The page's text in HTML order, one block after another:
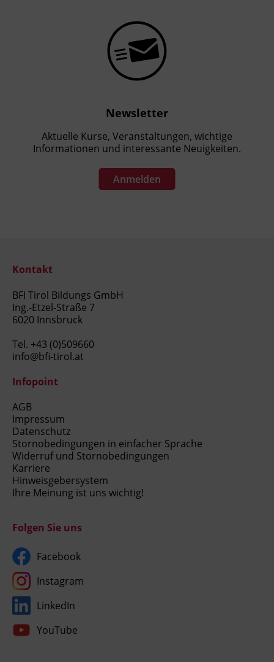
Newsletter
Aktuelle Kurse, Veranstaltungen, wichtige
Informationen und interessante Neuigkeiten.
Anmelden
Kontakt
BFI Tirol Bildungs GmbH
Ing.-Etzel-Straße 7
6020 Innsbruck
Tel. +43 (0)509660
info@bfi-tirol.at
Infopoint
AGB
Impressum
Datenschutz
Stornobedingungen in einfacher Sprache
Widerruf und Stornobedingungen
Karriere
Hinweisgebersystem
Ihre Meinung ist uns wichtig!
Folgen Sie uns
Facebook
Instagram
LinkedIn
YouTube